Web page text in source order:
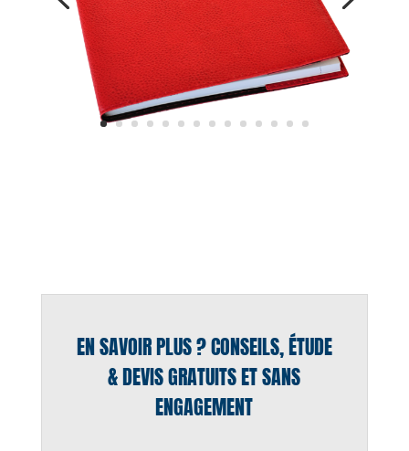
EN SAVOIR PLUS ? CONSEILS, ÉTUDE
& DEVIS GRATUITS ET SANS
ENGAGEMENT